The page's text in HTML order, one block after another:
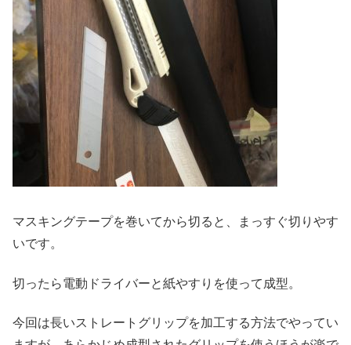
マスキングテープを巻いてから切ると、まっすぐ切りやす
いです。
切ったら電動ドライバーと紙やすりを使って成型。
今回は長いストレートグリップを加工する方法でやってい